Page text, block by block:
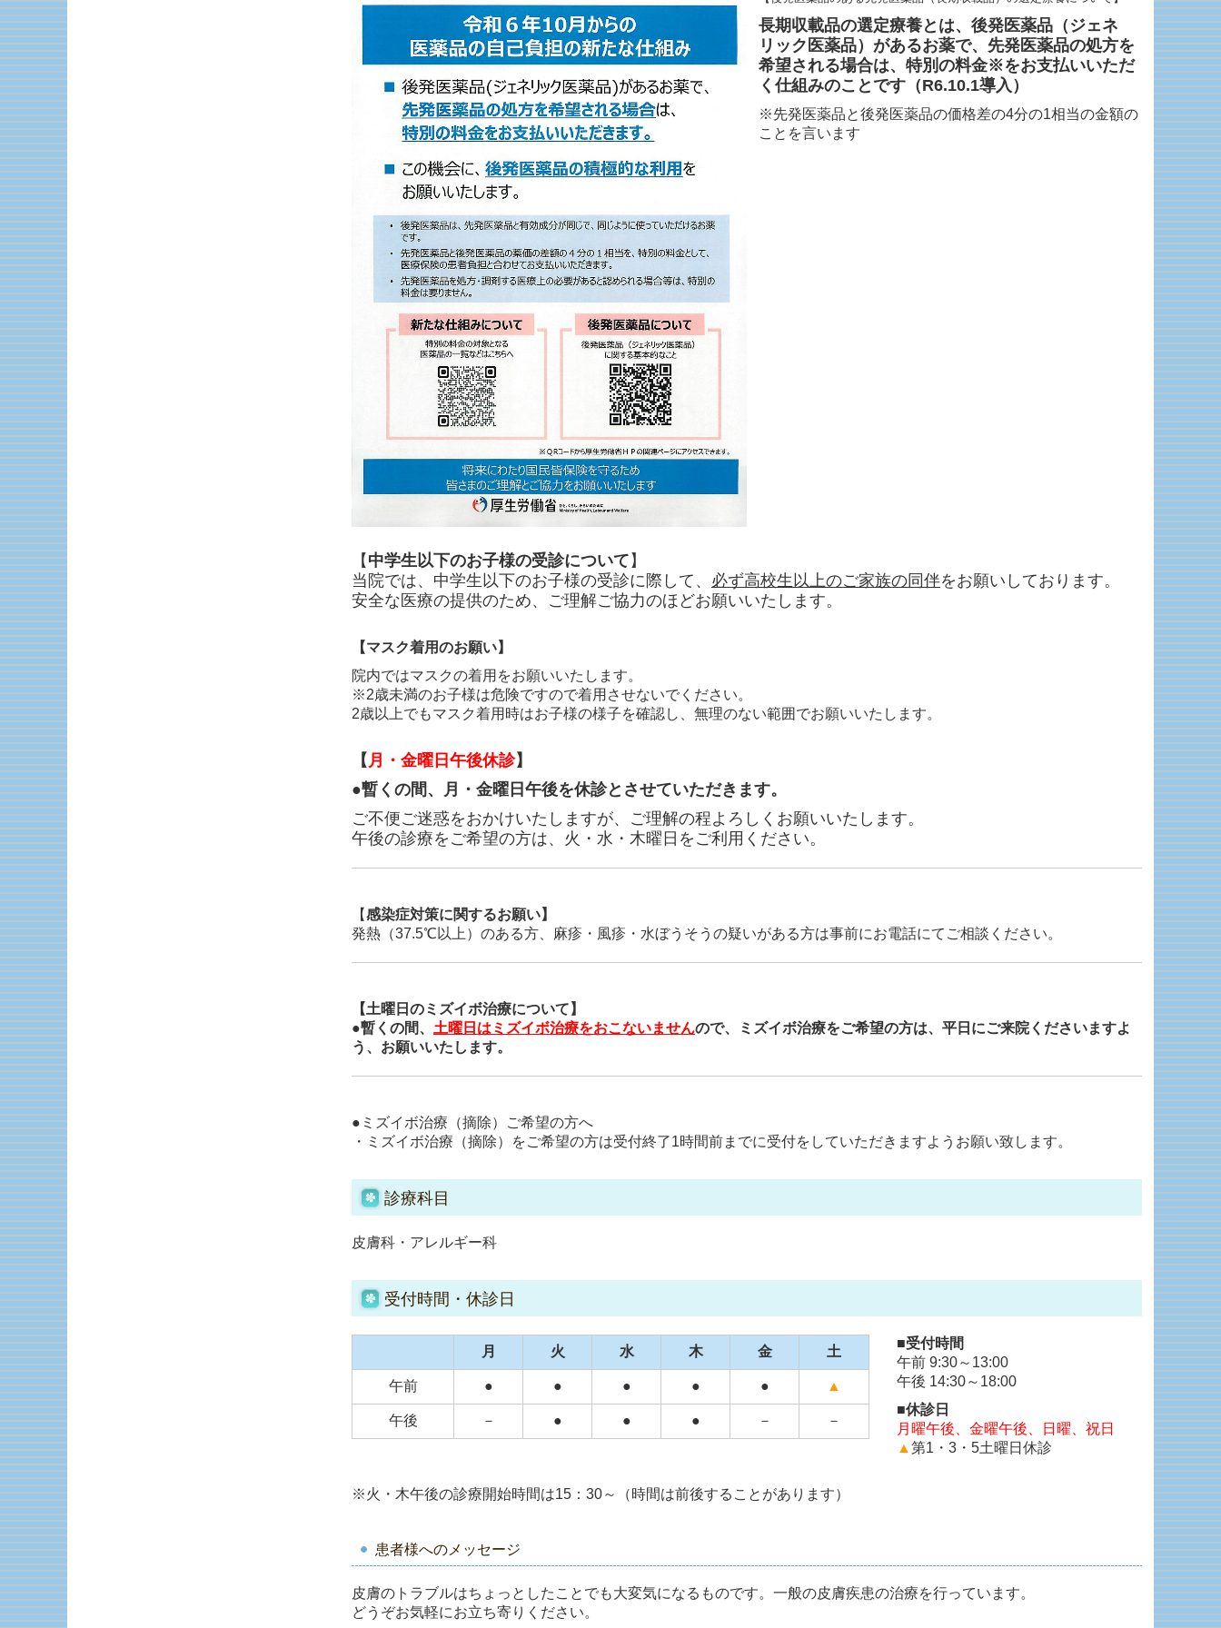
長期収載品の選定療養とは、後発医薬品（ジェネ
リック医薬品）があるお薬で、先発医薬品の処方を
希望される場合は、特別の料金※をお支払いいただ
く仕組みのことです（R6.10.1導入）
※先発医薬品と後発医薬品の価格差の4分の1相当の金額の
ことを言います
【 中学生以下のお子様の受診について 】
当院では、中学生以下のお子様の受診に際して、 必ず高校生以上のご家族の同伴をお願いしております。
安全な医療の提供のため、ご理解ご協力のほどお願いいたします。
【マスク着用のお願い】
院内ではマスクの着用をお願いいたします。
※2歳未満のお子様は危険ですので着用させないでください。
2歳以上でもマスク着用時はお子様の様子を確認し、無理のない範囲でお願いいたします。
【 月・金曜日午後休診】
●暫くの間、月・金曜日午後を休診とさせていただきます。
ご不便ご迷惑をおかけいたしますが、ご理解の程よろしくお願いいたします。
午後の診療をご希望の方は、火・水・木曜日をご利用ください。
【感染症対策に関するお願い】
発熱（37.5℃以上）のある方、麻疹・風疹・水ぼうそうの疑いがある方は事前にお電話にてご相談ください。
【土曜日のミズイボ治療について】
●暫くの間、 土曜日はミズイボ治療をおこないませんので、ミズイボ治療をご希望の方は、 平日にご来院くださいますよ
う、お願いいたします。
●ミズイボ治療（摘除）ご希望の方へ
・ミズイボ治療（摘除）をご希望の方は受付終了1時間前までに受付をしていただきますようお願い致します。
診療科目
皮膚科・アレルギー科
受付時間・休診日
月 火 水 木 金 土
午前 ● ● ● ● ● ▲
午後 － ● ● ● － －
■受付時間
午前 9:30～13:00
午後 14:30～18:00
■休診日
月曜午後、金曜午後、日曜、祝日
▲ 第1・3・5土曜日休診
※火・木午後の診療開始時間は15：30～（時間は前後することがあります）
患者様へのメッセージ
皮膚のトラブルはちょっとしたことでも大変気になるものです。一般の皮膚疾患の治療を行っています。
どうぞお気軽にお立ち寄りください。